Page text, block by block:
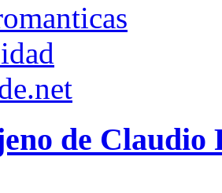
de Claudio